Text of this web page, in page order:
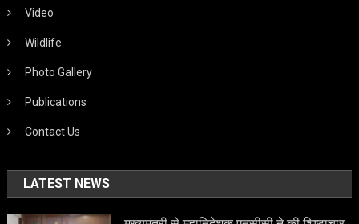
Video
Wildlife
Photo Gallery
Publications
Contact Us
LATEST NEWS